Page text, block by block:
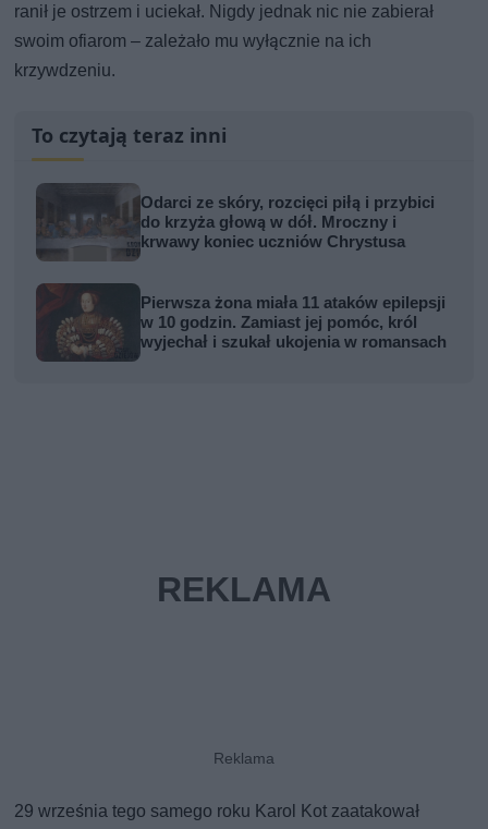
ranił je ostrzem i uciekał. Nigdy jednak nic nie zabierał
swoim ofiarom – zależało mu wyłącznie na ich
krzywdzeniu.
To czytają teraz inni
Odarci ze skóry, rozcięci piłą i przybici
do krzyża głową w dół. Mroczny i
krwawy koniec uczniów Chrystusa
Pierwsza żona miała 11 ataków epilepsji
w 10 godzin. Zamiast jej pomóc, król
wyjechał i szukał ukojenia w romansach
29 września tego samego roku Karol Kot zaatakował